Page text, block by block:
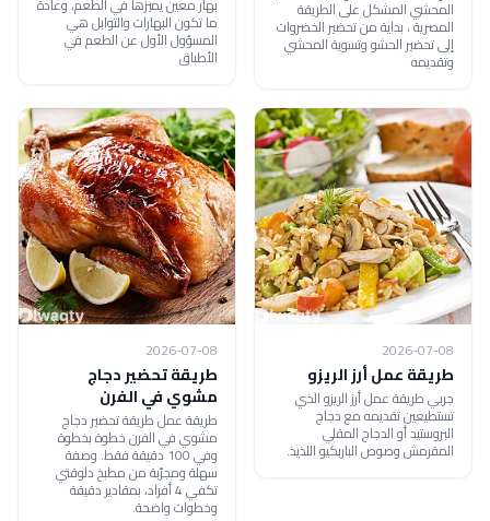
المحشي المشكل على الطريقة
المصرية ، بداية من تحضير الخضروات
إلى تحضير الحشو وتسوية المحشي
وتقديمه
ما تكون البهارات والتوابل هي
المسؤول الأول عن الطعم في
الأطباق
2026-07-08
طريقة عمل أرز الريزو
جربي طريقة عمل أرز الريزو الذي
تستطيعين تقديمه مع دجاج
البروستيد أو الدجاج المقلي
المقرمش وصوص الباربكيو اللذيذ.
2026-07-08
طريقة تحضير دجاج
مشوي في الفرن
طريقة عمل طريقة تحضير دجاج
مشوي في الفرن خطوة بخطوة
وفي 100 دقيقة فقط. وصفة
سهلة ومجرّبة من مطبخ دلوقتي
تكفي 4 أفراد، بمقادير دقيقة
وخطوات واضحة.